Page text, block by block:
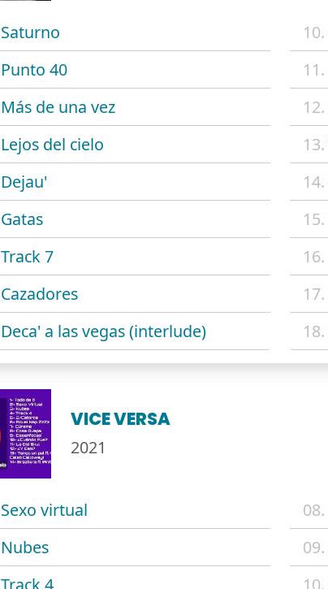
Saturno
Punto 40
Más de una vez
Lejos del cielo
Dejau'
Gatas
Track 7
Cazadores
Deca' a las vegas (interlude)
10.
11.
12.
13.
14.
15.
16.
17.
18.
VICE VERSA
2021
Sexo virtual
Nubes
Track 4
08.
09.
10.